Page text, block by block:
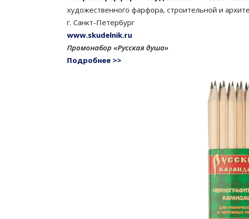
художественного фарфора, строительной и
г. Санкт-Петербург
www.skudelnik.ru
Промонабор «Русская душа»
Подробнее >>